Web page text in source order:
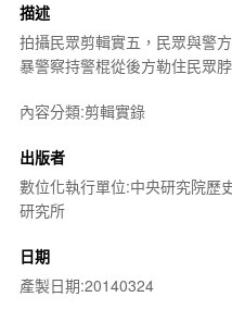
描述
拍攝民眾剪輯實五，民眾與警
暴警察持警棍從後方勒住民眾
內容分類:剪輯實錄
出版者
數位化執行單位:中央研究院歷
研究所
日期
產製日期:20140324